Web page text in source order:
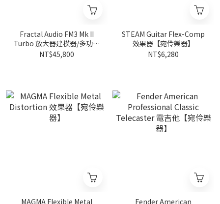
Fractal Audio FM3 Mk II
Turbo 放大器建模器/多功能
效果處理器【宛伶樂器】
NT$45,800
STEAM Guitar Flex-Comp
效果器【宛伶樂器】
NT$6,280
MAGMA Flexible Metal Fender American